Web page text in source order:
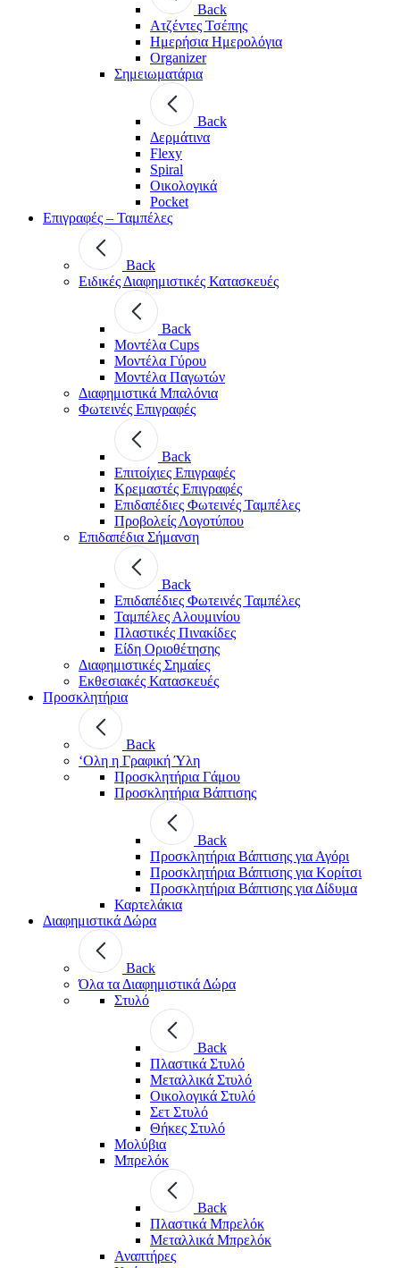
Back
Ατζέντες Τσέπης
Ημερήσια Ημερολόγια
Organizer
Σημειωματάρια
Back
Δερμάτινα
Flexy
Spiral
Οικολογικά
Pocket
Επιγραφές – Ταμπέλες
Back
Ειδικές Διαφημιστικές Κατασκευές
Back
Μοντέλα Cups
Μοντέλα Γύρου
Μοντέλα Παγωτών
Διαφημιστικά Μπαλόνια
Φωτεινές Επιγραφές
Back
Επιτοίχιες Επιγραφές
Κρεμαστές Επιγραφές
Επιδαπέδιες Φωτεινές Ταμπέλες
Προβολείς Λογοτύπου
Επιδαπέδια Σήμανση
Back
Επιδαπέδιες Φωτεινές Ταμπέλες
Ταμπέλες Αλουμινίου
Πλαστικές Πινακίδες
Είδη Οριοθέτησης
Διαφημιστικές Σημαίες
Εκθεσιακές Κατασκευές
Προσκλητήρια
Back
‘Ολη η Γραφική Ύλη
Προσκλητήρια Γάμου
Προσκλητήρια Βάπτισης
Back
Προσκλητήρια Βάπτισης για Αγόρι
Προσκλητήρια Βάπτισης για Κορίτσι
Προσκλητήρια Βάπτισης για Δίδυμα
Καρτελάκια
Διαφημιστικά Δώρα
Back
Όλα τα Διαφημιστικά Δώρα
Στυλό
Back
Πλαστικά Στυλό
Μεταλλικά Στυλό
Οικολογικά Στυλό
Σετ Στυλό
Θήκες Στυλό
Μολύβια
Μπρελόκ
Back
Πλαστικά Μπρελόκ
Μεταλλικά Μπρελόκ
Αναπτήρες